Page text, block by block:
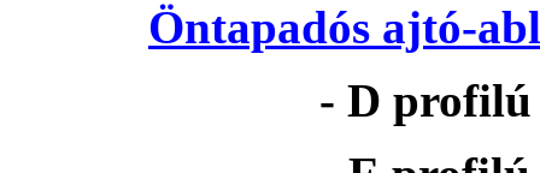
Öntapadós ajtó-
- D profilú